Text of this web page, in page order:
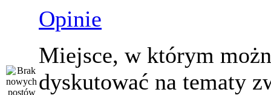
Opinie
Miejsce, w którym
dyskutować na tematy